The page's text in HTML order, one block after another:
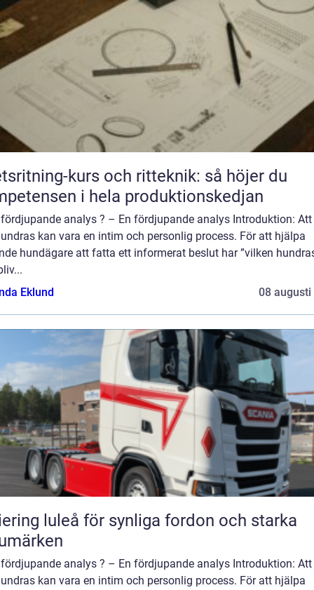
kurs och ritteknik: så höjer du
i hela produktionskedjan
analys ? – En fördjupande analys Introduktion:
kan vara en intim och personlig process. För att hjälpa
hundägare att fatta ett informerat beslut har ”vilken
Eklund
08 augusti
luleå för synliga fordon och starka
analys ? – En fördjupande analys Introduktion:
kan vara en intim och personlig process. För att hjälpa